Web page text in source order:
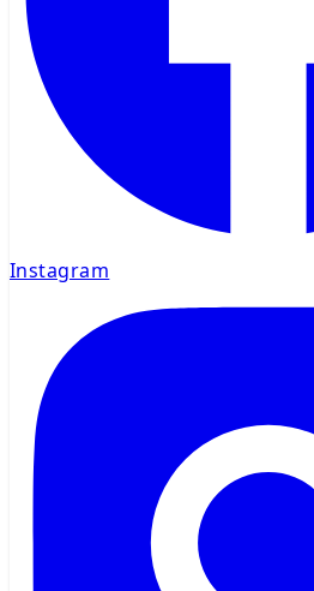
Instagram